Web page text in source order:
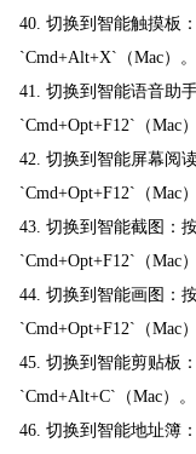
40. 切换到智能触摸板
`Cmd+Alt+X`（Mac）。
41. 切换到智能语音助
`Cmd+Opt+F12`（Mac）
42. 切换到智能屏幕阅
`Cmd+Opt+F12`（Mac）
43. 切换到智能截图：
`Cmd+Opt+F12`（Mac）
44. 切换到智能画图：
`Cmd+Opt+F12`（Mac）
45. 切换到智能剪贴板
`Cmd+Alt+C`（Mac）。
46. 切换到智能地址簿